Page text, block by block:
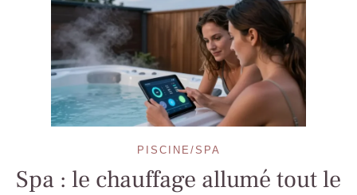
PISCINE/SPA
Spa : le chauffage allumé tout le